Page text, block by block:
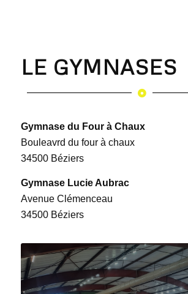
LE GYMNASES
Gymnase du Four à Chaux
Bouleavrd du four à chaux
34500 Béziers
Gymnase Lucie Aubrac
Avenue Clémenceau
34500 Béziers